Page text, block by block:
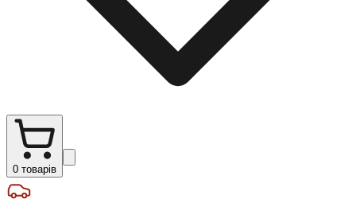
0 товарів